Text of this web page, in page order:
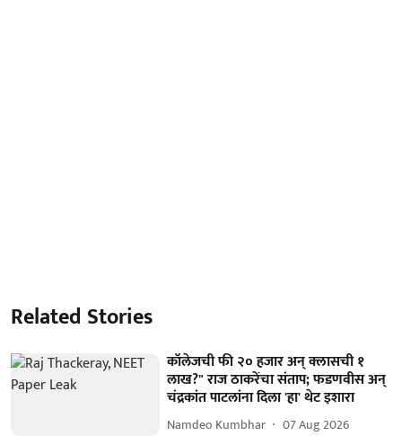
Related Stories
कॉलेजची फी २० हजार अन् क्लासची १
लाख?" राज ठाकरेंचा संताप; फडणवीस अन्
चंद्रकांत पाटलांना दिला 'हा' थेट इशारा
Namdeo Kumbhar 07 Aug 2026